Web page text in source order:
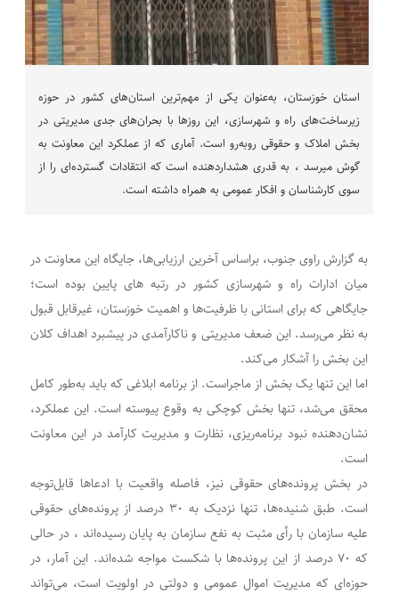
استان خوزستان، به‌عنوان یکی از مهم‌ترین استان‌های کشور در حوزه
زیرساخت‌های راه و شهرسازی، این روزها با بحران‌های جدی مدیریتی در
بخش املاک و حقوقی روبه‌رو است. آماری که از عملکرد این معاونت به
گوش میرسد ، به قدری هشداردهنده است که انتقادات گسترده‌ای را از
سوی کارشناسان و افکار عمومی به همراه داشته است.
به گزارش راوی جنوب، براساس آخرین ارزیابی‌ها، جایگاه این معاونت در
میان ادارات راه و شهرسازی کشور در رتبه های پایین بوده است؛
جایگاهی که برای استانی با ظرفیت‌ها و اهمیت خوزستان، غیرقابل قبول
به نظر می‌رسد. این ضعف مدیریتی و ناکارآمدی در پیشبرد اهداف کلان
این بخش را آشکار می‌کند.
اما این تنها یک بخش از ماجراست. از برنامه ابلاغی که باید به‌طور کامل
محقق می‌شد، تنها بخش کوچکی به وقوع پیوسته است. این عملکرد،
نشان‌دهنده نبود برنامه‌ریزی، نظارت و مدیریت کارآمد در این معاونت
است.
در بخش پرونده‌های حقوقی نیز، فاصله واقعیت با ادعاها قابل‌توجه
است. طبق شنیده‌ها، تنها نزدیک به ۳۰ درصد از پرونده‌های حقوقی
علیه سازمان با رأی مثبت به نفع سازمان به پایان رسیده‌اند ، در حالی
که ۷۰ درصد از این پرونده‌ها با شکست مواجه شده‌اند. این آمار، در
حوزه‌ای که مدیریت اموال عمومی و دولتی در اولویت است، می‌تواند